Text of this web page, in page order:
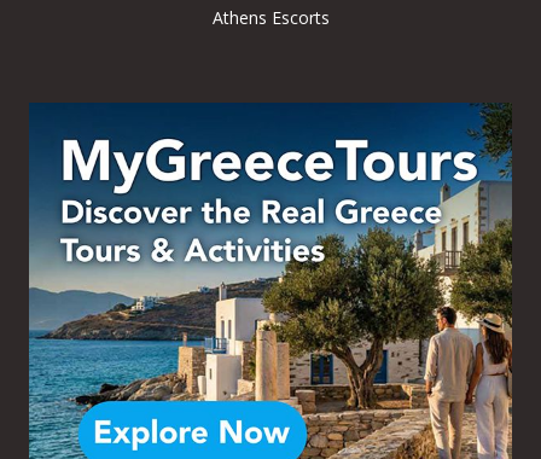
Athens Escorts